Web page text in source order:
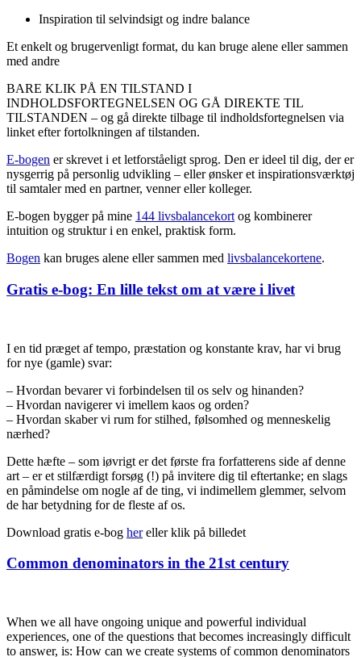
Inspiration til selvindsigt og indre balance
Et enkelt og brugervenligt format, du kan bruge alene eller sammen
med andre
BARE KLIK PÅ EN TILSTAND I
INDHOLDSFORTEGNELSEN OG GÅ DIREKTE TIL
TILSTANDEN – og gå direkte tilbage til indholdsfortegnelsen via
linket efter fortolkningen af tilstanden.
E-bogen er skrevet i et letforståeligt sprog. Den er ideel til dig, der er
nysgerrig på personlig udvikling – eller ønsker et inspirationsværktøj
til samtaler med en partner, venner eller kolleger.
E-bogen bygger på mine 144 livsbalancekort og kombinerer
intuition og struktur i en enkel, praktisk form.
Bogen kan bruges alene eller sammen med livsbalancekortene.
Posted
Gratis e-bog: En lille tekst om at være i livet
I en tid præget af tempo, præstation og konstante krav, har vi brug
for nye (gamle) svar:
– Hvordan bevarer vi forbindelsen til os selv og hinanden?
– Hvordan navigerer vi imellem kaos og orden?
– Hvordan skaber vi rum for stilhed, følsomhed og menneskelig
nærhed?
Dette hæfte – som iøvrigt er det første fra forfatterens side af denne
art – er et stilfærdigt forsøg (!) på invitere dig til eftertanke; en slags
en påmindelse om nogle af de ting, vi indimellem glemmer, selvom
de har betydning for de fleste af os.
Download gratis e-bog hereller klik på billedet
Posted
Common denominators in the 21st century
When we all have ongoing unique and powerful individual
experiences, one of the questions that becomes increasingly difficult
to answer, is: How can we create systems of common denominators